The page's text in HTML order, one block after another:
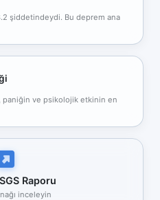
şiddetindeydi. Bu deprem ana
paniğin ve psikolojik etkinin en
Raporu
inceleyin